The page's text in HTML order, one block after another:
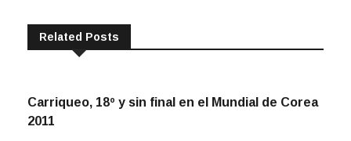
Related Posts
Carriqueo, 18º y sin final en el Mundial de Corea
2011